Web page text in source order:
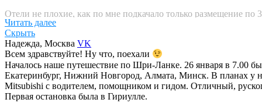
Отели не плохие, как по мне подкачало только размещение по
чисто,завтраки,приятный персонал.
Программа очень насыщенная трекинги,экскурсии,
Юля полностью сопровождала путешествие,рассказывала о
Я осталась очень довольна этим путешествием,командой и
Читать далее
Скрыть
Надежда, Москва VK
Всем здравствуйте! Ну что, поехали
Началось наше путешествие по Шри-Ланке. 26 января в 7.00
Екатеринбург, Нижний Новгород, Алмата, Минск. В планах у
Mitsubishi с водителем, помощником и гидом. Отличный,
Первая остановка была в Гириулле.